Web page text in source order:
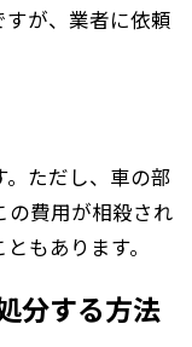
が、業者に依頼
ただし、車の部
の費用が相殺され
もあります。
分する方法